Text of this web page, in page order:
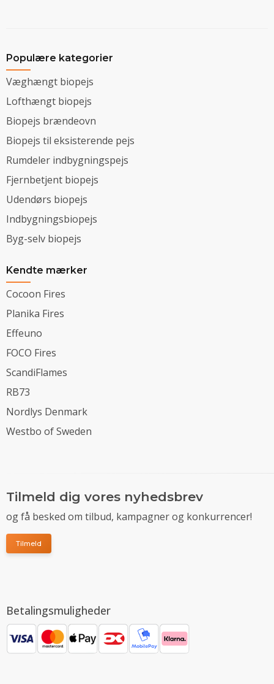
Populære kategorier
Væghængt biopejs
Lofthængt biopejs
Biopejs brændeovn
Biopejs til eksisterende pejs
Rumdeler indbygningspejs
Fjernbetjent biopejs
Udendørs biopejs
Indbygningsbiopejs
Byg-selv biopejs
Kendte mærker
Cocoon Fires
Planika Fires
Effeuno
FOCO Fires
ScandiFlames
RB73
Nordlys Denmark
Westbo of Sweden
Tilmeld dig vores nyhedsbrev
og få besked om tilbud, kampagner og konkurrencer!
Tilmeld
Betalingsmuligheder